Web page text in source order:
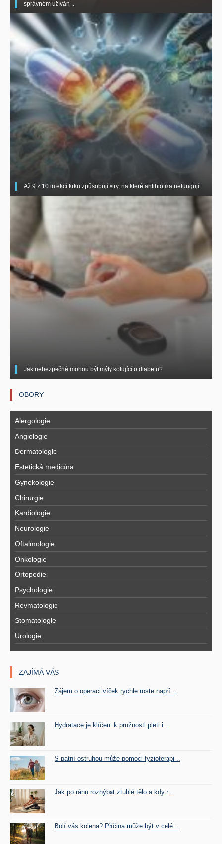
správném užíván ..
Až 9 z 10 infekcí krku způsobují viry, na které antibiotika nefungují
Jak nebezpečné mohou být mýty kolující o diabetu?
OBORY
Alergologie
Angiologie
Dermatologie
Estetická medicína
Gynekologie
Chirurgie
Kardiologie
Neurologie
Oftalmologie
Onkologie
Ortopedie
Psychologie
Revmatologie
Stomatologie
Urologie
ZAJÍMÁ VÁS
Zájem o operaci víček rychle roste napří ..
Hydratace je klíčem k pružnosti pleti i ..
S patní ostruhou může pomoci fyzioterapi ..
Jak po ránu rozhýbat ztuhlé tělo a kdy r ..
Bolí vás kolena? Příčina může být v celé ..